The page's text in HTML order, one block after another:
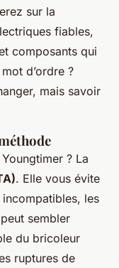
sur la
fiables,
composants qui
d’ordre ?
mais savoir
? La
. Elle vous évite
les
sembler
du bricoleur
ruptures de